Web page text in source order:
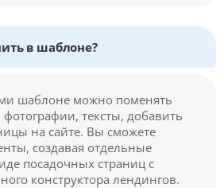
в шаблоне?
шаблоне можно поменять
тексты, добавить
на сайте. Вы сможете
создавая отдельные
посадочных страниц с
конструктора лендингов.